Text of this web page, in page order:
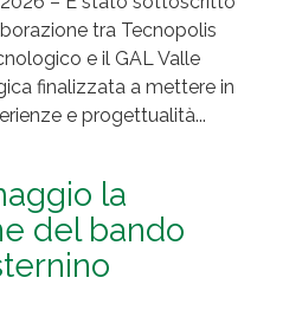
tra Tecnopolis
e il GAL Valle
finalizzata a mettere in
e progettualità...
la
del bando